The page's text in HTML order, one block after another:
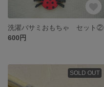
洗濯バサミおもちゃ セット②
600円
SOLD OUT